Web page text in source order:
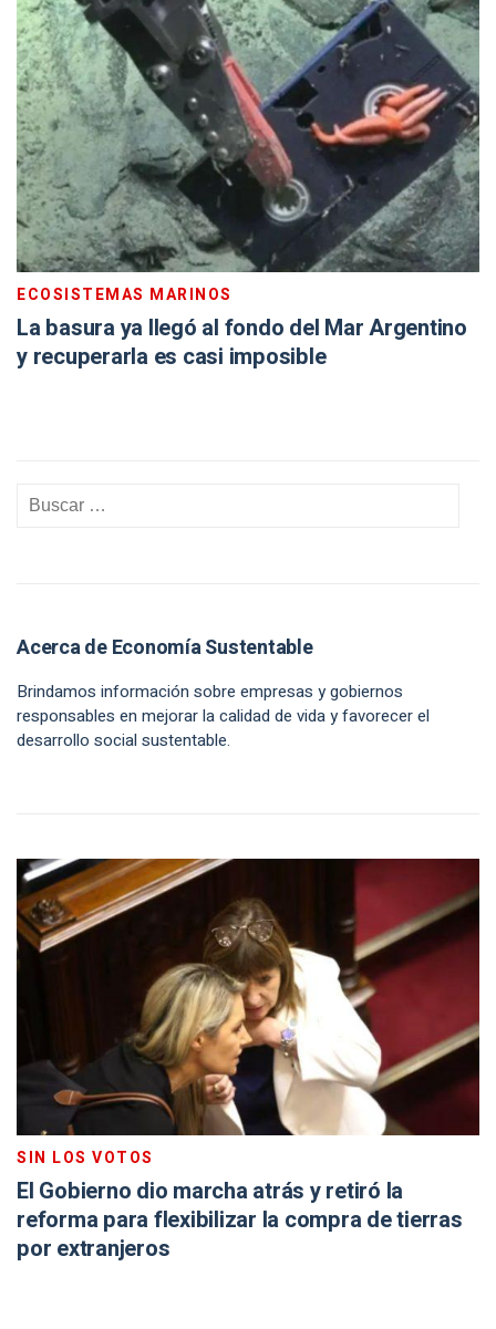
ECOSISTEMAS MARINOS
La basura ya llegó al fondo del Mar Argentino
y recuperarla es casi imposible
Acerca de Economía Sustentable
Brindamos información sobre empresas y gobiernos
responsables en mejorar la calidad de vida y favorecer el
desarrollo social sustentable.
SIN LOS VOTOS
El Gobierno dio marcha atrás y retiró la
reforma para flexibilizar la compra de tierras
por extranjeros